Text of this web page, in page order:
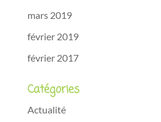
mars 2019
février 2019
février 2017
Catégories
Actualité